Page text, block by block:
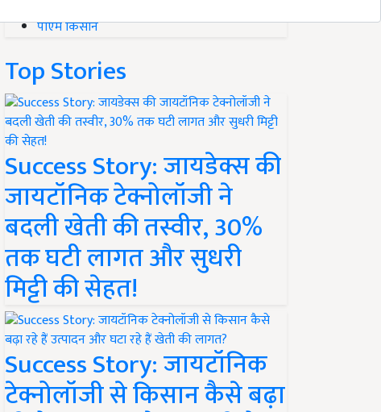
पीएम किसान
Top Stories
Success Story: जायडेक्स की
जायटॉनिक टेक्नोलॉजी ने
बदली खेती की तस्वीर, 30%
तक घटी लागत और सुधरी
मिट्टी की सेहत!
Success Story: जायटॉनिक
टेक्नोलॉजी से किसान कैसे बढ़ा